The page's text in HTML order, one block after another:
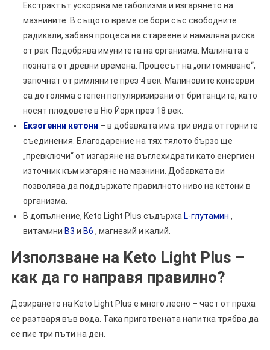
Екстрактът ускорява метаболизма и изгарянето на
мазнините. В същото време се бори със свободните
радикали, забавя процеса на стареене и намалява риска
от рак. Подобрява имунитета на организма. Малината е
позната от древни времена. Процесът на „опитомяване“,
започнат от римляните през 4 век. Малиновите консерви
са до голяма степен популяризирани от британците, като
носят плодовете в Ню Йорк през 18 век.
Екзогенни кетони – в добавката има три вида от горните
съединения. Благодарение на тях тялото бързо ще
„превключи“ от изгаряне на въглехидрати като енергиен
източник към изгаряне на мазнини. Добавката ви
позволява да поддържате правилното ниво на кетони в
организма.
В допълнение, Keto Light Plus съдържа L-глутамин ,
витамини В3 и В6 , магнезий и калий.
Използване на Keto Light Plus –
как да го направя правилно?
Дозирането на Keto Light Plus е много лесно – част от праха
се разтваря във вода. Така приготвената напитка трябва да
се пие три пъти на ден.